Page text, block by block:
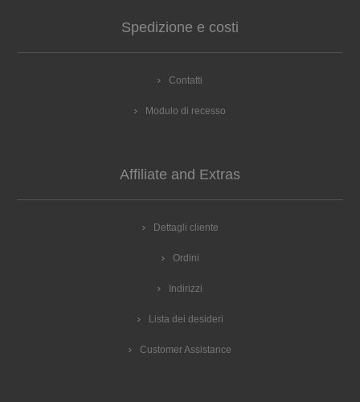
Spedizione e costi
Contatti
Modulo di recesso
Affiliate and Extras
Dettagli cliente
Ordini
Indirizzi
Lista dei desideri
Customer Assistance